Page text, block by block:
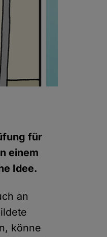
für
einem
Idee.
an
könne